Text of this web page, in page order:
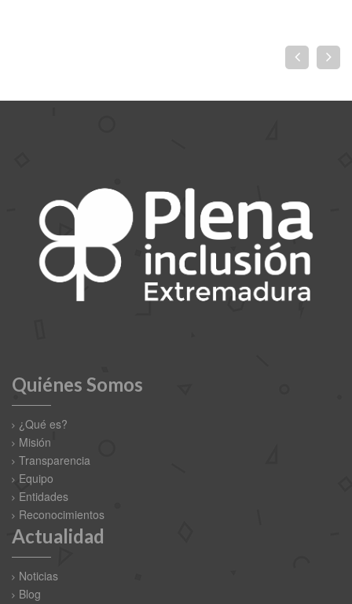
Quiénes Somos
¿Qué es?
Misión
Transparencia
Equipo
Entidades
Reconocimientos
Actualidad
Noticias
Blog